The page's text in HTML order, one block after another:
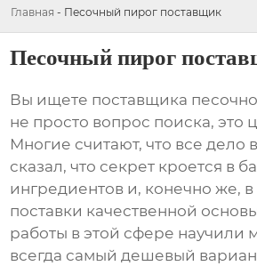
Главная - Песочный пирог поставщик
Песочный пирог
Вы ищете поставщика
не просто вопрос поиска, это
Многие считают, что все дело
сказал, что секрет кроется в
ингредиентов и, конечно же, в
поставки качественной
работы в этой сфере научили
всегда самый дешевый